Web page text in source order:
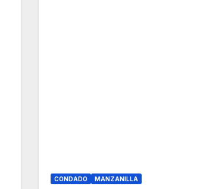
CONDADO MANZANILLA